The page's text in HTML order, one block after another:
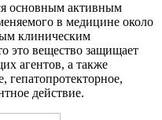
основным активным
в медицине около
клиническим
это вещество защищает
агентов, а также
гепатопротекторное,
действие.